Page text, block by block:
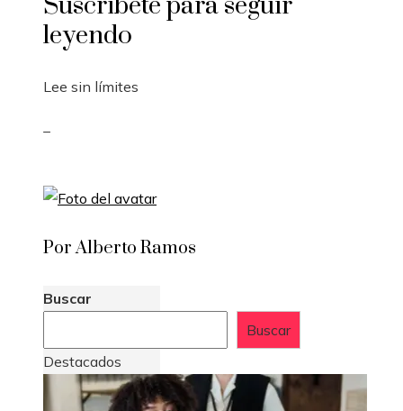
leyendo
Lee sin límites
Por Alberto Ramos
Buscar
Buscar
Destacados